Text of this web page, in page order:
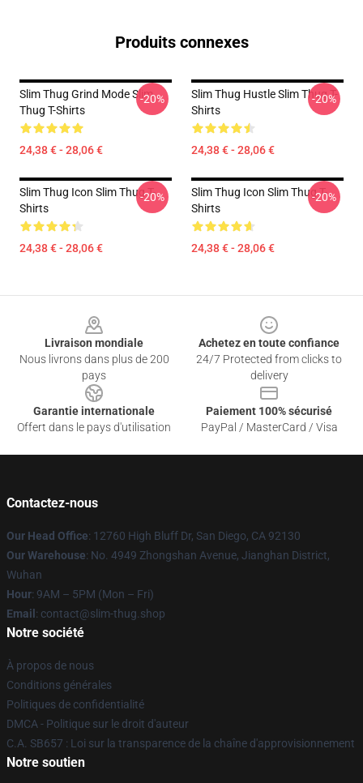
Produits connexes
Slim Thug Grind Mode Slim
Thug T-Shirts
24,38 € - 28,06 €
-20%
Slim Thug Hustle Slim Thug T-
Shirts
24,38 € - 28,06 €
-20%
Slim Thug Icon Slim Thug T-
Shirts
24,38 € - 28,06 €
-20%
Slim Thug Icon Slim Thug T-
Shirts
24,38 € - 28,06 €
-20%
Livraison mondiale
Nous livrons dans plus de 200
pays
Achetez en toute confiance
24/7 Protected from clicks to
delivery
Garantie internationale
Offert dans le pays d'utilisation
Paiement 100% sécurisé
PayPal / MasterCard / Visa
Contactez-nous
Our Head Office: 12760 High Bluff Dr, San Diego, CA 92130
Our Warehouse: No. 4949 Zhongshan Avenue, Jianghan District,
Wuhan
Hour: 9AM – 5PM (Mon – Fri)
Email : contact@slim-thug.shop
Notre société
À propos de nous
Conditions générales
Politiques de confidentialité
DMCA - Politique sur le droit d'auteur
C.A. SB657 : Loi sur la transparence de la chaîne d'approvisionnement
Notre soutien